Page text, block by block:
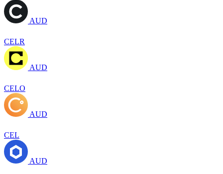
AUD
CELR
AUD
CELO
AUD
CEL
AUD